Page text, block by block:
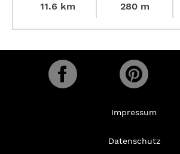
11.6 km
280 m
Impressum
Datenschutz